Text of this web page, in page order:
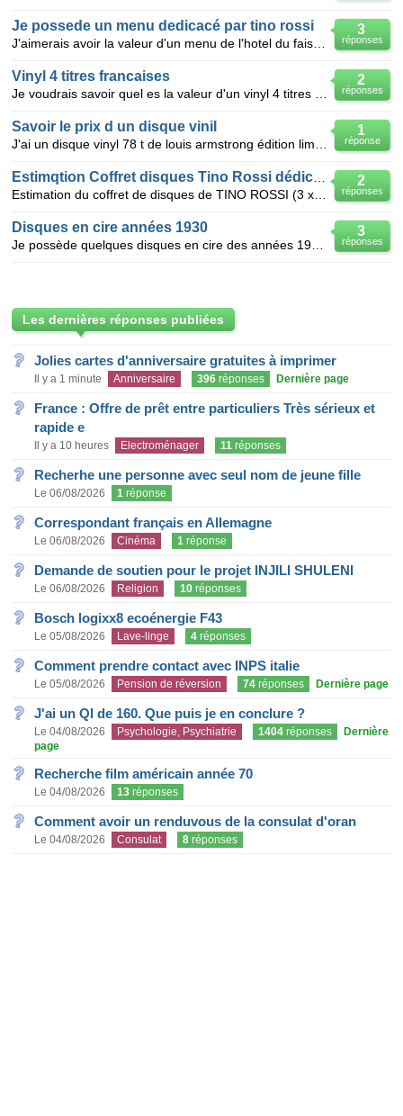
3
réponses
Je possede un menu dedicacé par tino rossi
2
réponses
Vinyl 4 titres francaises
1
réponse
Savoir le prix d un disque vinil
2
réponses
3
réponses
Disques en cire années 1930
Les dernières réponses publiées
Jolies cartes d'anniversaire gratuites à imprimer
Il y a 1 minute Anniversaire 396 réponses Dernière page
France : Offre de prêt entre particuliers Très sérieux et
rapide e
Il y a 10 heures Electroménager 11 réponses
Recherhe une personne avec seul nom de jeune fille
Le 06/08/2026 1 réponse
Correspondant français en Allemagne
Le 06/08/2026 Cinéma 1 réponse
Demande de soutien pour le projet INJILI SHULENI
Le 06/08/2026 Religion 10 réponses
Bosch logixx8 ecoénergie F43
Le 05/08/2026 Lave-linge 4 réponses
Comment prendre contact avec INPS italie
Le 05/08/2026 Pension de réversion 74 réponses Dernière page
J'ai un QI de 160. Que puis je en conclure ?
Le 04/08/2026 Psychologie, Psychiatrie 1404 réponses
Dernière
page
Recherche film américain année 70
Le 04/08/2026 13 réponses
Comment avoir un renduvous de la consulat d'oran
Le 04/08/2026 Consulat 8 réponses